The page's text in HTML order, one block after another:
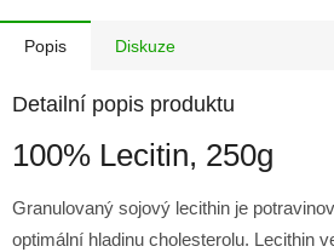
Popis Diskuze
Detailní popis produktu
100% Lecitin, 250g
Granulovaný sojový lecithin je
optimální hladinu cholesterolu. Lecithin